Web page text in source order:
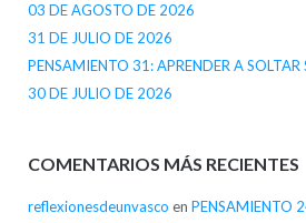
03 DE AGOSTO DE 2026
31 DE JULIO DE 2026
PENSAMIENTO 31: APRENDER A SOLTAR
30 DE JULIO DE 2026
COMENTARIOS MÁS RECIENTES
reflexionesdeunvasco en PENSAMIENTO